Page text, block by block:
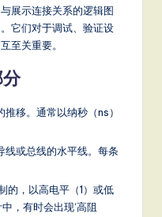
展示连接关系的逻辑图
它们对于调试、验证设
至关重要。
推移。通常以纳秒（ns）
线或总线的水平线。每条
的，以高电平（1）或低
，有时会出现‘高阻